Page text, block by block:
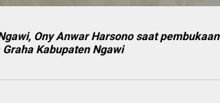
Ony Anwar Harsono saat pembukaan
Kabupaten Ngawi